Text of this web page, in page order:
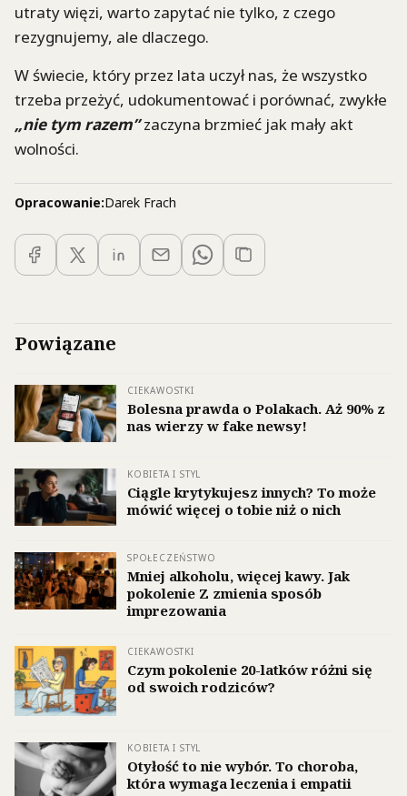
utraty więzi, warto zapytać nie tylko, z czego
rezygnujemy, ale dlaczego.
W świecie, który przez lata uczył nas, że wszystko
trzeba przeżyć, udokumentować i porównać, zwykłe
„nie tym razem”zaczyna brzmieć jak mały akt
wolności.
Opracowanie:Darek Frach
Powiązane
CIEKAWOSTKI
Bolesna prawda o Polakach. Aż 90% z
nas wierzy w fake newsy!
KOBIETA I STYL
Ciągle krytykujesz innych? To może
mówić więcej o tobie niż o nich
SPOŁECZEŃSTWO
Mniej alkoholu, więcej kawy. Jak
pokolenie Z zmienia sposób
imprezowania
CIEKAWOSTKI
Czym pokolenie 20-latków różni się
od swoich rodziców?
KOBIETA I STYL
Otyłość to nie wybór. To choroba,
która wymaga leczenia i empatii